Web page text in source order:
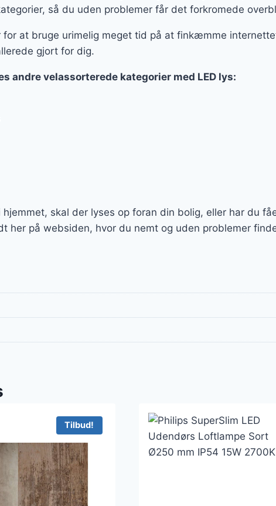
så du uden problemer får det forkromede
for at bruge urimelig meget tid på at finkæmme
gjort for dig.
andre velassorterede kategorier med LED lys:
skal der lyses op foran din bolig, eller har du
her på websiden, hvor du nemt og uden problemer
Tilbud!